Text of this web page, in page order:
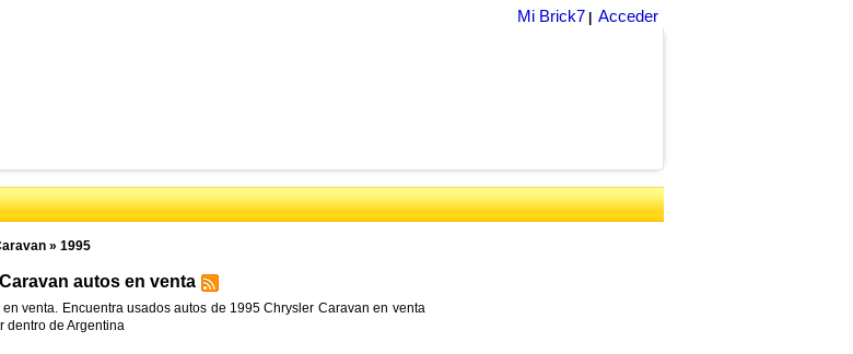
Mi Brick7 Acceder
» 1995
autos en venta
venta. Encuentra usados autos de 1995 Chrysler Caravan en venta
dentro de Argentina